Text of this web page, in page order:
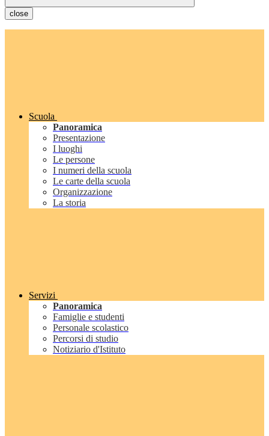
close
Scuola
Panoramica
Presentazione
I luoghi
Le persone
I numeri della scuola
Le carte della scuola
Organizzazione
La storia
Servizi
Panoramica
Famiglie e studenti
Personale scolastico
Percorsi di studio
Notiziario d'Istituto